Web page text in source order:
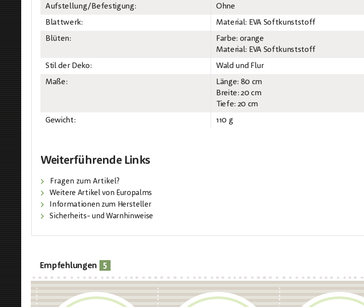
Aufstellung/Befestigung:
Ohne
Blattwerk:
Material: EVA Softkunststoff
Blüten:
Farbe: orange
Material: EVA Softkunststoff
Stil der Deko:
Wald und Flur
Maße:
Länge: 80 cm
Breite: 20 cm
Tiefe: 20 cm
Gewicht:
110 g
Weiterführende Links
Fragen zum Artikel?
Weitere Artikel von Europalms
Informationen zum Hersteller
Sicherheits- und Warnhinweise
Empfehlungen 5